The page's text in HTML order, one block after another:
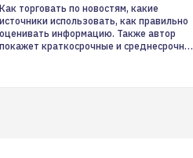
Как торговать по новостям, какие
источники использовать, как правильно
оценивать информацию. Также автор
покажет краткосрочные и среднесрочные